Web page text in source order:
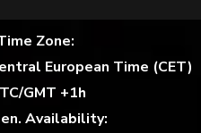
Zone:
European Time (CET)
GMT +1h
Availability: